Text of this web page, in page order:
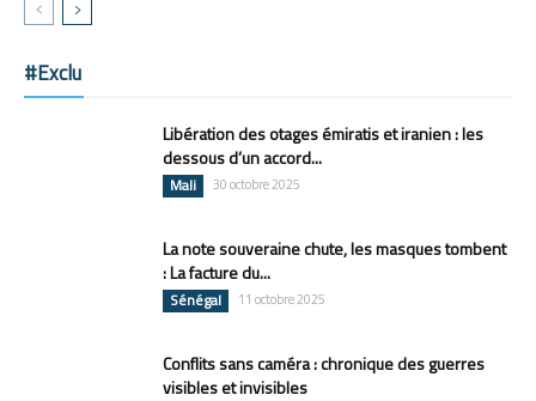
#Exclu
Libération des otages émiratis et iranien : les
dessous d’un accord...
Mali 30 octobre 2025
La note souveraine chute, les masques tombent
: La facture du...
Sénégal 11 octobre 2025
Conflits sans caméra : chronique des guerres
visibles et invisibles